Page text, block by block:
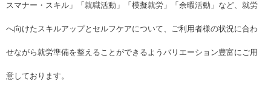
スマナー・スキル」「就職活動」「模擬就労」「余暇活動」など、就労
へ向けたスキルアップとセルフケアについて、ご利用者様の状況に合わ
せながら就労準備を整えることができるようバリエーション豊富にご用
意しております。